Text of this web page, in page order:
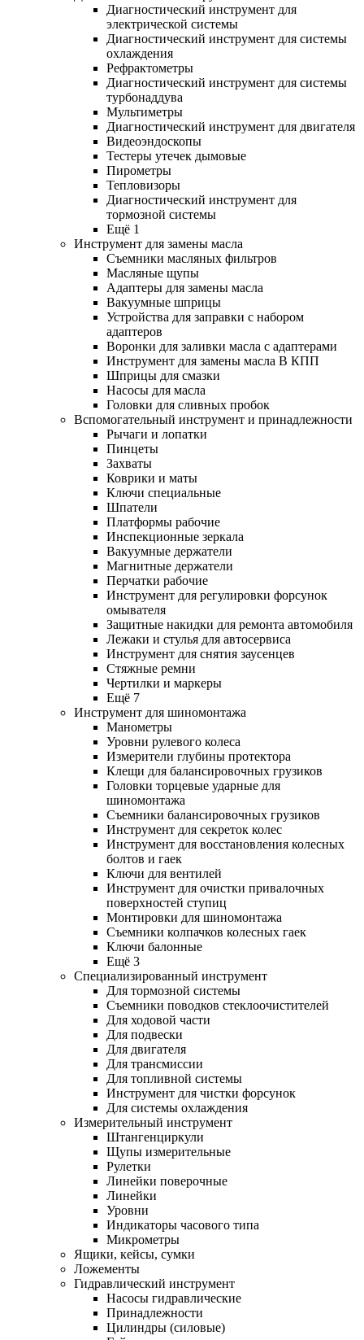
Диагностический инструмент для
электрической системы
Диагностический инструмент для системы
охлаждения
Рефрактометры
Диагностический инструмент для системы
турбонаддува
Мультиметры
Диагностический инструмент для двигателя
Видеоэндоскопы
Тестеры утечек дымовые
Пирометры
Тепловизоры
Диагностический инструмент для
тормозной системы
Ещё 1
Инструмент для замены масла
Съемники масляных фильтров
Масляные щупы
Адаптеры для замены масла
Вакуумные шприцы
Устройства для заправки с набором
адаптеров
Воронки для заливки масла с адаптерами
Инструмент для замены масла В КПП
Шприцы для смазки
Насосы для масла
Головки для сливных пробок
Вспомогательный инструмент и принадлежности
Рычаги и лопатки
Пинцеты
Захваты
Коврики и маты
Ключи специальные
Шпатели
Платформы рабочие
Инспекционные зеркала
Вакуумные держатели
Магнитные держатели
Перчатки рабочие
Инструмент для регулировки форсунок
омывателя
Защитные накидки для ремонта автомобиля
Лежаки и стулья для автосервиса
Инструмент для снятия заусенцев
Стяжные ремни
Чертилки и маркеры
Ещё 7
Инструмент для шиномонтажа
Манометры
Уровни рулевого колеса
Измерители глубины протектора
Клещи для балансировочных грузиков
Головки торцевые ударные для
шиномонтажа
Съемники балансировочных грузиков
Инструмент для секреток колес
Инструмент для восстановления колесных
болтов и гаек
Ключи для вентилей
Инструмент для очистки привалочных
поверхностей ступиц
Монтировки для шиномонтажа
Съемники колпачков колесных гаек
Ключи балонные
Ещё 3
Специализированный инструмент
Для тормозной системы
Съемники поводков стеклоочистителей
Для ходовой части
Для подвески
Для двигателя
Для трансмиссии
Для топливной системы
Инструмент для чистки форсунок
Для системы охлаждения
Измерительный инструмент
Штангенциркули
Щупы измерительные
Рулетки
Линейки поверочные
Линейки
Уровни
Индикаторы часового типа
Микрометры
Ящики, кейсы, сумки
Ложементы
Гидравлический инструмент
Насосы гидравлические
Принадлежности
Цилиндры (силовые)